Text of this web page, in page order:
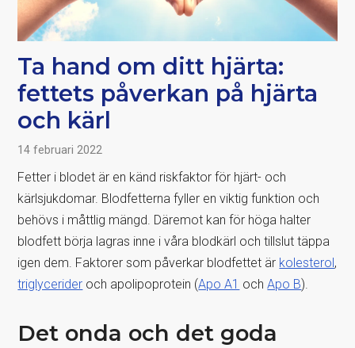
Ta hand om ditt hjärta:
fettets påverkan på hjärta
och kärl
14 februari 2022
Fetter i blodet är en känd riskfaktor för hjärt- och
kärlsjukdomar. Blodfetterna fyller en viktig funktion och
behövs i måttlig mängd. Däremot kan för höga halter
blodfett börja lagras inne i våra blodkärl och tillslut täppa
igen dem. Faktorer som påverkar blodfettet är kolesterol ,
triglycerider och apolipoprotein (Apo A1 ochApo B).
Det onda och det goda